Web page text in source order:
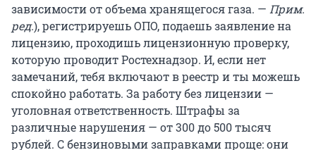
зависимости от объема хранящегося газа. — Прим.
ред.), регистрируешь ОПО, подаешь заявление на
лицензию, проходишь лицензионную проверку,
которую проводит Ростехнадзор. И, если нет
замечаний, тебя включают в реестр и ты можешь
спокойно работать. За работу без лицензии —
уголовная ответственность. Штрафы за
различные нарушения — от 300 до 500 тысяч
рублей. С бензиновыми заправками проще: они